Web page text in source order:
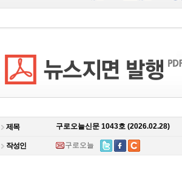
제목 구로오늘신문 1043호 (2026.02.28)
작성인 구로오늘